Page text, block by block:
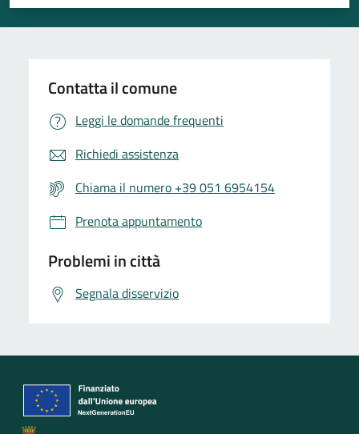
Valuta 5 stelle su 5
Valuta 4 stelle su 5
Valuta 3 stelle su 5
Valuta 2 stelle su 5
Valuta 1 stelle su 5
Contatta il comune
Leggi le domande frequenti
Richiedi assistenza
Chiama il numero +39 051 6954154
Prenota appuntamento
Problemi in città
Segnala disservizio